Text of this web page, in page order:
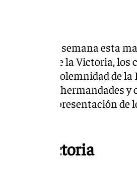
de este fin de semana esta
María de la Victoria, los
Cristo y la Solemnidad de
numerosas hermandades
con la presentación
de la Victoria